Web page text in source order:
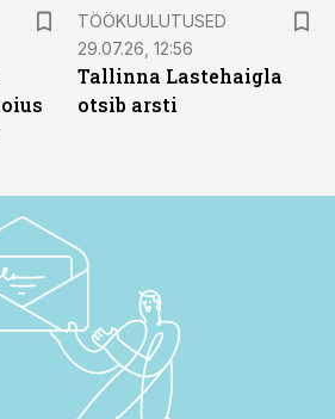
TÖÖKUULUTUSED
29.07.26, 12:56
Tallinna Lastehaigla
otsib arsti